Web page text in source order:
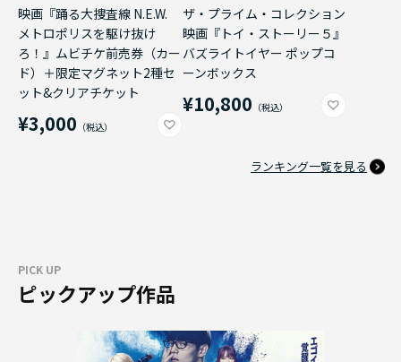
映画『踊る大捜査線 N.E.W.
メトロポリスを駆け抜け
ろ！』ムビチケ前売券（カー
ド）＋限定マグネット2種セ
ット&クリアチケット
¥3,000
ザ・プライム・コレクション
映画『トイ・ストーリー５』
バズライトイヤー ポップコ
ーンボックス
¥10,800
ランキング一覧を見る
PICK UP
ピックアップ作品